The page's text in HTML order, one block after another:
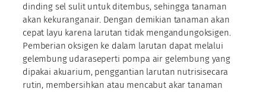
dinding sel sulit untuk ditembus, sehingga tanaman
akan kekuranganair. Dengan demikian tanaman akan
cepat layu karena larutan tidak mengandungoksigen.
Pemberian oksigen ke dalam larutan dapat melalui
gelembung udaraseperti pompa air gelembung yang
dipakai akuarium, penggantian larutan nutrisisecara
rutin, membersihkan atau mencabut akar tanaman